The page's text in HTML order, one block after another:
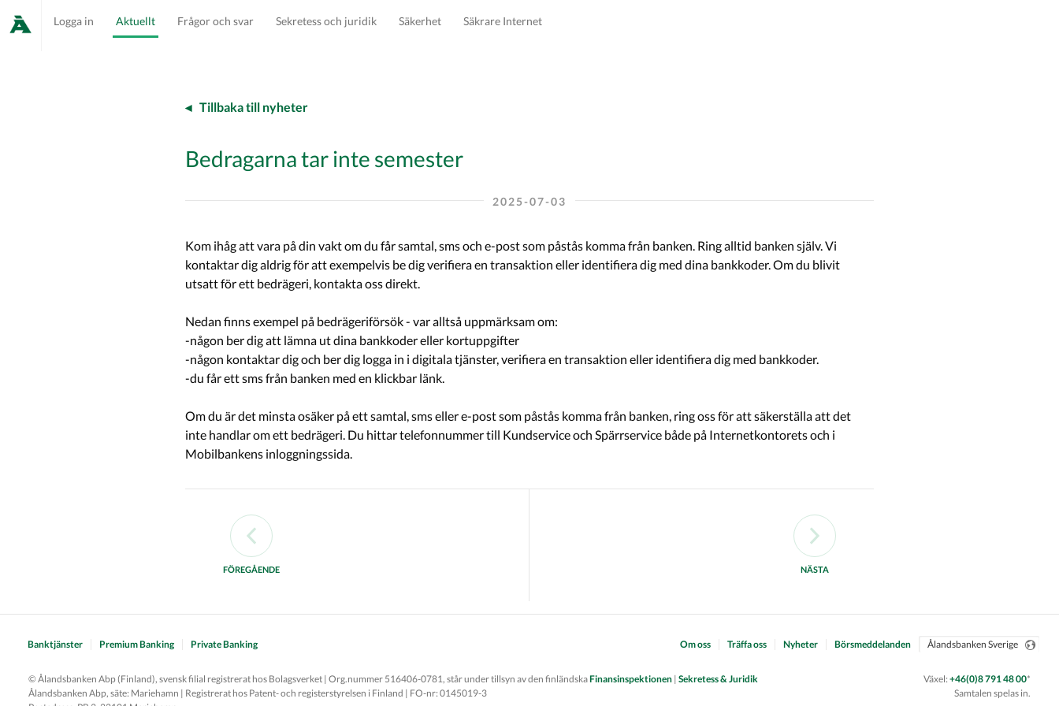
Logga in Aktuellt Frågor och svar Sekretess och juridik Säkerhet Säkrare Internet
Tillbaka till nyheter
Bedragarna tar inte semester
2025-07-03
utsatt för ett bedrägeri, kontakta oss direkt.
Nedan finns exempel på bedrägeriförsök - var alltså uppmärksam om:
-någon ber dig att lämna ut dina bankkoder eller kortuppgifter
-någon kontaktar dig och ber dig logga in i digitala tjänster, verifiera en transaktion eller identifiera dig med bankkoder.
-du får ett sms från banken med en klickbar länk.
Mobilbankens inloggningssida.
FÖREGÅENDE NÄSTA
Banktjänster Premium Banking Private Banking Om oss Träffa oss Nyheter Börsmeddelanden
© Ålandsbanken Abp (Finland), svensk filial registrerat hos Bolagsverket | Org.nummer 516406-0781, står under tillsyn av den finländskaFinansinspektionen | Sekretess & Juridik
Ålandsbanken Abp, säte: Mariehamn | Registrerat hos Patent- och registerstyrelsen i Finland | FO-nr: 0145019-3
Växel:+46(0)8 791 48 00*
Samtalen spelas in.